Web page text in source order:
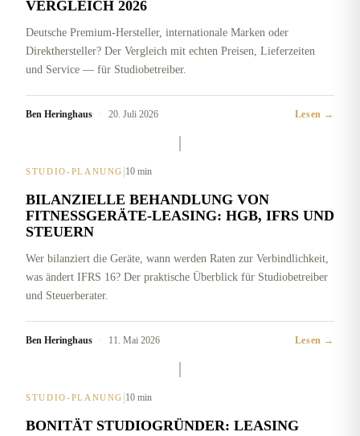
VERGLEICH 2026
Deutsche Premium-Hersteller, internationale Marken oder
Direkthersteller? Der Vergleich mit echten Preisen, Lieferzeiten
und Service — für Studiobetreiber.
Ben Heringhaus · 20. Juli 2026 Lesen →
STUDIO-PLANUNG |10 min
BILANZIELLE BEHANDLUNG VON
FITNESSGERÄTE-LEASING: HGB, IFRS UND
STEUERN
Wer bilanziert die Geräte, wann werden Raten zur Verbindlichkeit,
was ändert IFRS 16? Der praktische Überblick für Studiobetreiber
und Steuerberater.
Ben Heringhaus · 11. Mai 2026 Lesen →
STUDIO-PLANUNG |10 min
BONITÄT STUDIOGRÜNDER: LEASING